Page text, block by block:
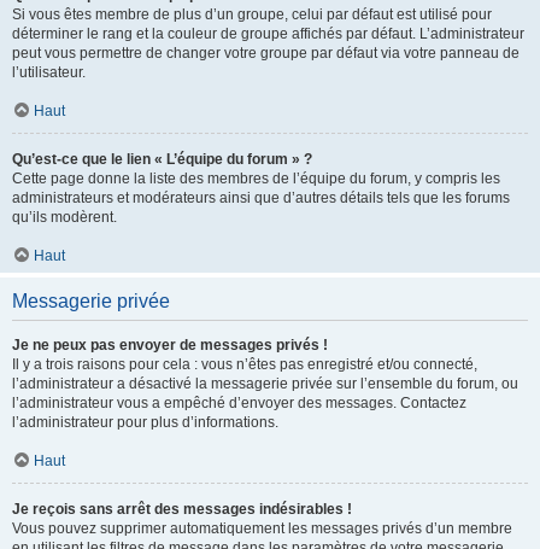
Si vous êtes membre de plus d’un groupe, celui par défaut est utilisé pour
déterminer le rang et la couleur de groupe affichés par défaut. L’administrateur
peut vous permettre de changer votre groupe par défaut via votre panneau de
l’utilisateur.
Haut
Qu’est-ce que le lien « L’équipe du forum » ?
Cette page donne la liste des membres de l’équipe du forum, y compris les
administrateurs et modérateurs ainsi que d’autres détails tels que les forums
qu’ils modèrent.
Haut
Messagerie privée
Je ne peux pas envoyer de messages privés !
Il y a trois raisons pour cela : vous n’êtes pas enregistré et/ou connecté,
l’administrateur a désactivé la messagerie privée sur l’ensemble du forum, ou
l’administrateur vous a empêché d’envoyer des messages. Contactez
l’administrateur pour plus d’informations.
Haut
Je reçois sans arrêt des messages indésirables !
Vous pouvez supprimer automatiquement les messages privés d’un membre